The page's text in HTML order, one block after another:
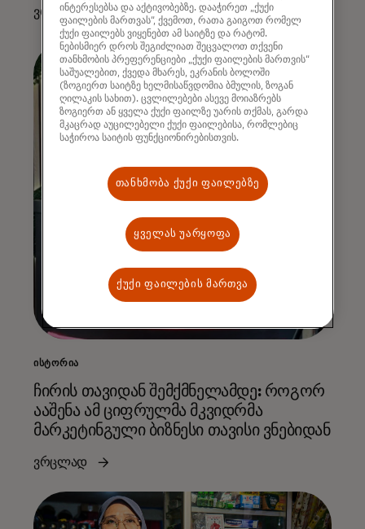
ვრცლად
ᲘᲡᲢᲝᲠᲘᲐ
ჩირის თავიდან შემქმნელამდე: როგორ
ააშენა ამ ციფრულმა მკვიდრმა
მარკეტინგული ბიზნესი თავისი ვნებიდან
ვრცლად
ინტერესებსა და აქტივობებზე. დააჭირეთ „ქუქი
ფაილების მართვას“, ქვემოთ, რათა გაიგოთ რომელ
ქუქი ფაილებს ვიყენებთ ამ საიტზე და რატომ.
ნებისმიერ დროს შეგიძლიათ შეცვალოთ თქვენი
თანხმობის პრეფერენციები „ქუქი ფაილების მართვის“
საშუალებით, ქვედა მხარეს, ეკრანის ბოლოში
(ზოგიერთ საიტზე ხელმისაწვდომია ბმულის, ზოგან
ღილაკის სახით). ცვლილებები ასევე მოიაზრებს
ზოგიერთ ან ყველა ქუქი ფაილზე უარის თქმას, გარდა
მკაცრად აუცილებელი ქუქი ფაილებისა, რომლებიც
საჭიროა საიტის ფუნქციონირებისთვის.
თანხმობა ქუქი ფაილებზე
ყველას უარყოფა
ქუქი ფაილების მართვა